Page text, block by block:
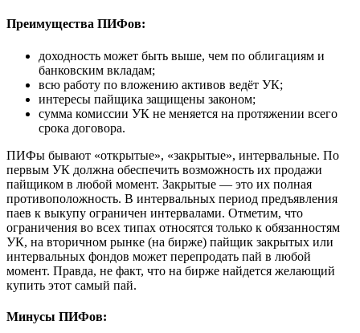
Преимущества ПИФов:
доходность может быть выше, чем по облигациям и
банковским вкладам;
всю работу по вложению активов ведёт УК;
интересы пайщика защищены законом;
сумма комиссии УК не меняется на протяжении всего
срока договора.
ПИФы бывают «открытые», «закрытые», интервальные. По
первым УК должна обеспечить возможность их продажи
пайщиком в любой момент. Закрытые — это их полная
противоположность. В интервальных период предъявления
паев к выкупу ограничен интервалами. Отметим, что
ограничения во всех типах относятся только к обязанностям
УК, на вторичном рынке (на бирже) пайщик закрытых или
интервальных фондов может перепродать пай в любой
момент. Правда, не факт, что на бирже найдется желающий
купить этот самый пай.
Минусы ПИФов: